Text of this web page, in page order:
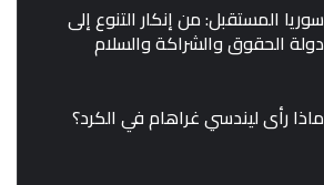
سوريا المستقبل: من إنكار التنوع إلى
دولة الحقوق والشراكة والسلام
ماذا رأى ليندسي غراهام في الكرد؟